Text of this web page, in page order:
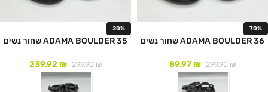
70%
ADAMA BOULDER 36 שחור נשים
299.90₪
89.97₪
20%
ADAMA BOULDER 35 שחור נשים
299.90₪
239.92₪